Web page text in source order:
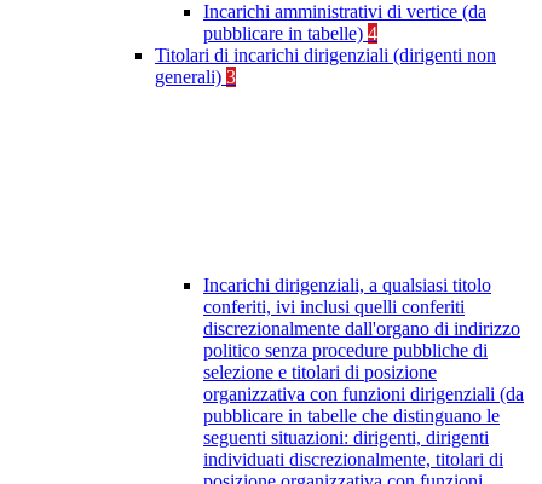
Incarichi amministrativi di vertice (da
pubblicare in tabelle) 4
Titolari di incarichi dirigenziali (dirigenti non
generali) 3
Incarichi dirigenziali, a qualsiasi titolo
conferiti, ivi inclusi quelli conferiti
discrezionalmente dall'organo di indirizzo
politico senza procedure pubbliche di
selezione e titolari di posizione
organizzativa con funzioni dirigenziali (da
pubblicare in tabelle che distinguano le
seguenti situazioni: dirigenti, dirigenti
individuati discrezionalmente, titolari di